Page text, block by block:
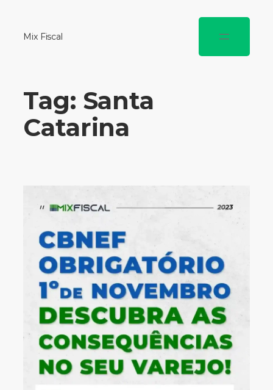
Mix Fiscal
Tag: Santa
Catarina